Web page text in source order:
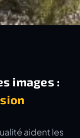
images :
aident les